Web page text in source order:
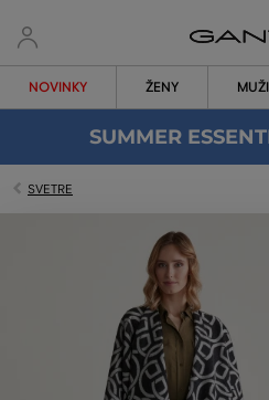
NOVINKY ŽENY MUŽI
SUMMER
SVETRE